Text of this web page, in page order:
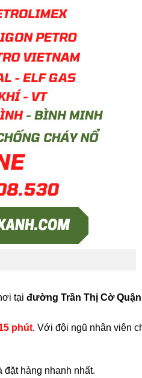
tạiđường Trần Thị Cờ
phút. Với đội ngũ nhân viên
hàng nhanh nhất.